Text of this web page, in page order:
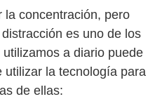
la concentración, pero
es uno de los
a diario puede
utilizar la tecnología para
de ellas: